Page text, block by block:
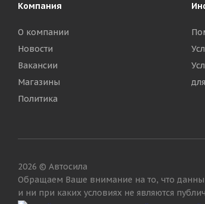
Компания
О компании
Новости
Вакансии
Магазины
Политика
2026 © Автосила
Обращаем Ваше внимание на то, что
и ни при каких условиях не являются